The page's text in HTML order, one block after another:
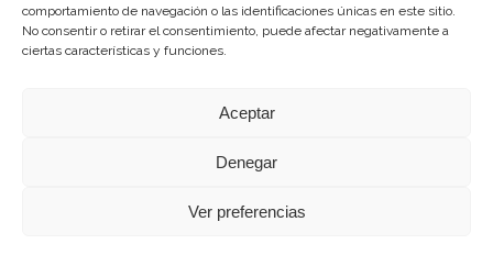
comportamiento de navegación o las identificaciones únicas en este sitio.
No consentir o retirar el consentimiento, puede afectar negativamente a
ciertas características y funciones.
Aceptar
Denegar
Ver preferencias
con fondos provenientes del presupuesto de gastos del Instituto Canario de
Calidad Agroalimentaria